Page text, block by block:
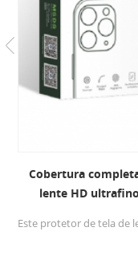
Cobertura
lente HD